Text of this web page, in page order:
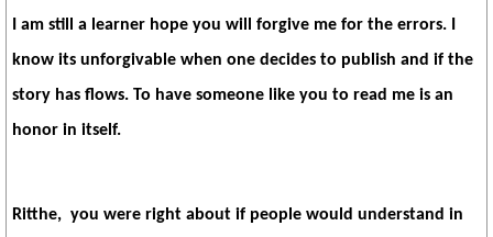
I am still a learner hope you will forgive me for the errors. I
know its unforgivable when one decides to publish and if the
story has flows. To have someone like you to read me is an
honor in itself.
Ritthe, you were right about if people would understand in